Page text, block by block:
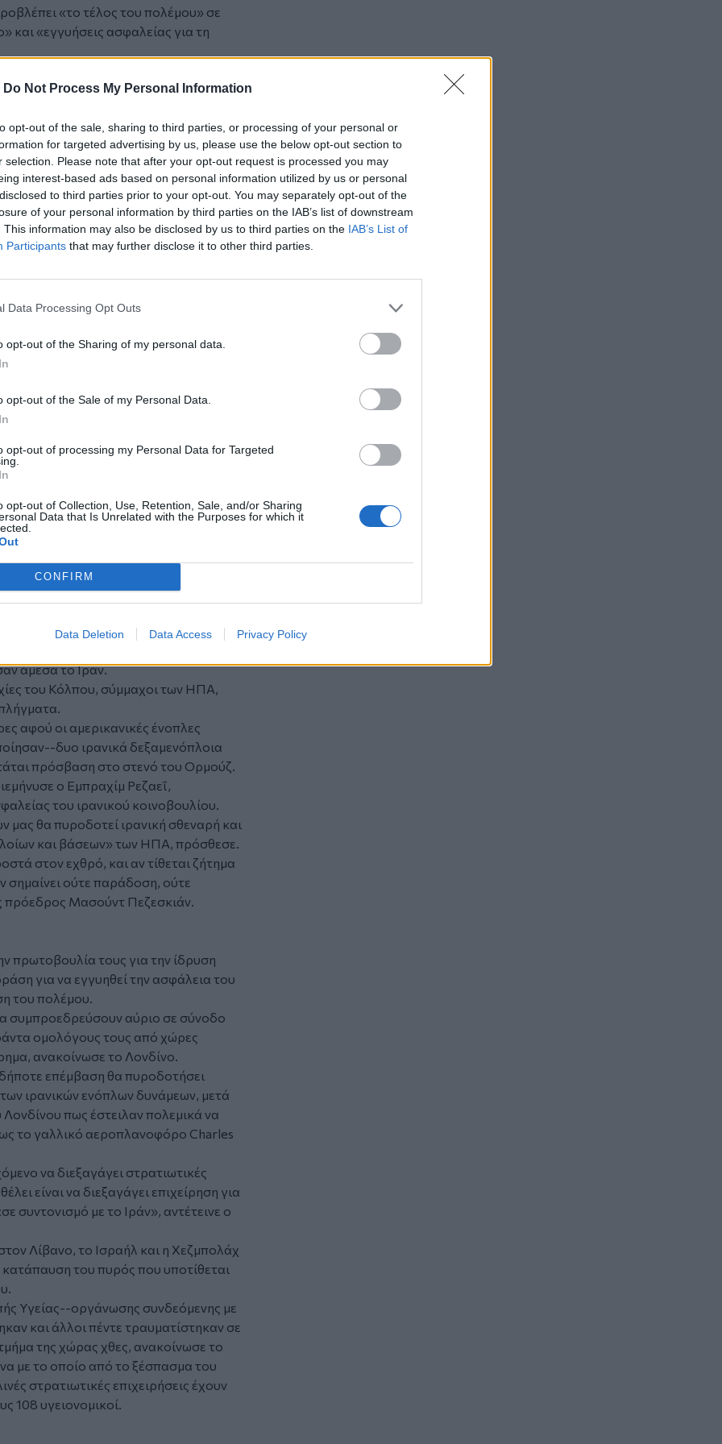
Do Not Process My Personal Information
opt-out of the sale, sharing to third parties, or processing of your personal or
for targeted advertising by us, please use the below opt-out section to
selection. Please note that after your opt-out request is processed you may
interest-based ads based on personal information utilized by us or personal
to third parties prior to your opt-out. You may separately opt-out of the
of your personal information by third parties on the IAB’s list of downstream
This information may also be disclosed by us to third parties on the IAB’s List of
Participants that may further disclose it to other third parties.
Data Processing Opt Outs
opt-out of the Sharing of my personal data.
opt-out of the Sale of my Personal Data.
opt-out of processing my Personal Data for Targeted
opt-out of Collection, Use, Retention, Sale, and/or Sharing
Data that Is Unrelated with the Purposes for which it
CONFIRM
Data Deletion Data Access Privacy Policy
«το τέλος του πολέμου» σε
και «εγγυήσεις ασφαλείας για τη
που επικαλέστηκε πηγές της
που υπέβαλε η Τεχεράνη προβλέπει
και την ταυτόχρονη άρση του
το αμερικανικό πολεμικό ναυτικό.
δηλώνει επίσης διατεθειμένη να
εμπλουτίσει κατά υψηλό ποσοστό και
τη Ρωσία.
Δημοκρατία επιδιώκει να
εμπλουτισμό ουρανίου--η άλλη πλευρά
διατρανώνει πως δεν θα απεμπολήσει
πυρηνικής ενέργειας.
το εμπλουτισμένο ουράνιο--που
διαλυθούν οι εγκαταστάσεις
πρωθυπουργός Μπενιαμίν
χιλιάδες ανθρώπους, στη μεγάλη
επέτρεψε στις ΗΠΑ και στο Ισραήλ
έχει τελειώσει», διεμήνυσε.
μη επανδρωμένων εναέριων
χύδην φορτίου που ερχόταν
πάντως συνέχισε την πορεία του,
FARS, πλέει «υπό αμερικανική
δεν ανέφερε ρητώς αν μπήκε
Το Κουβέιτ δεν ξεκαθάρισε από
άμεσα το Ιράν.
του Κόλπου, σύμμαχοι των ΗΠΑ,
αφού οι αμερικανικές ένοπλες
δυο ιρανικά δεξαμενόπλοια
πρόσβαση στο στενό του Ορμούζ.
ο Εμπραχίμ Ρεζαεΐ,
του ιρανικού κοινοβουλίου.
μας θα πυροδοτεί ιρανική σθεναρή και
και βάσεων» των ΗΠΑ, πρόσθεσε.
στον εχθρό, και αν τίθεται ζήτημα
σημαίνει ούτε παράδοση, ούτε
πρόεδρος Μασούντ Πεζεσκιάν.
πρωτοβουλία τους για την ίδρυση
για να εγγυηθεί την ασφάλεια του
του πολέμου.
συμπροεδρεύσουν αύριο σε σύνοδο
ομολόγους τους από χώρες
ανακοίνωσε το Λονδίνο.
επέμβαση θα πυροδοτήσει
ιρανικών ενόπλων δυνάμεων, μετά
πως έστειλαν πολεμικά να
το γαλλικό αεροπλανοφόρο Charles
να διεξαγάγει στρατιωτικές
είναι να διεξαγάγει επιχείρηση για
συντονισμό με το Ιράν», αντέτεινε ο
Λίβανο, το Ισραήλ και η Χεζμπολάχ
κατάπαυση του πυρός που υποτίθεται
Υγείας--οργάνωσης συνδεόμενης με
και άλλοι πέντε τραυματίστηκαν σε
της χώρας χθες, ανακοίνωσε το
με το οποίο από το ξέσπασμα του
στρατιωτικές επιχειρήσεις έχουν
108 υγειονομικοί.
του Μεξικού
Παρίσταναν τους λογιστές και άρπαξαν